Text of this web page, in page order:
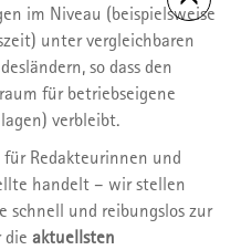
im Niveau (beispielsweise
unter vergleichbaren
so dass den
für betriebseigene
verbleibt.
für Redakteurinnen und
handelt – wir stellen
schnell und reibungslos zur
die aktuellsten